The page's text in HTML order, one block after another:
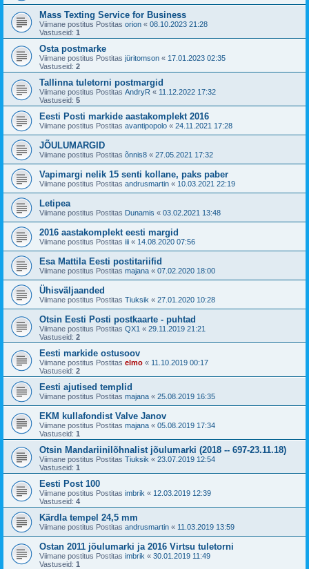
Mass Texting Service for Business
Viimane postitus Postitas orion « 08.10.2023 21:28
Vastuseid: 1
Osta postmarke
Viimane postitus Postitas jüritomson « 17.01.2023 02:35
Vastuseid: 2
Tallinna tuletorni postmargid
Viimane postitus Postitas AndryR « 11.12.2022 17:32
Vastuseid: 5
Eesti Posti markide aastakomplekt 2016
Viimane postitus Postitas avantipopolo « 24.11.2021 17:28
JÕULUMARGID
Viimane postitus Postitas õnnis8 « 27.05.2021 17:32
Vapimargi nelik 15 senti kollane, paks paber
Viimane postitus Postitas andrusmartin « 10.03.2021 22:19
Letipea
Viimane postitus Postitas Dunamis « 03.02.2021 13:48
2016 aastakomplekt eesti margid
Viimane postitus Postitas iii « 14.08.2020 07:56
Esa Mattila Eesti postitariifid
Viimane postitus Postitas majana « 07.02.2020 18:00
Ühisväljaanded
Viimane postitus Postitas Tiuksik « 27.01.2020 10:28
Otsin Eesti Posti postkaarte - puhtad
Viimane postitus Postitas QX1 « 29.11.2019 21:21
Vastuseid: 2
Eesti markide ostusoov
Viimane postitus Postitas elmo « 11.10.2019 00:17
Vastuseid: 2
Eesti ajutised templid
Viimane postitus Postitas majana « 25.08.2019 16:35
EKM kullafondist Valve Janov
Viimane postitus Postitas majana « 05.08.2019 17:34
Vastuseid: 1
Otsin Mandariinilõhnalist jõulumarki (2018 -- 697-23.11.18)
Viimane postitus Postitas Tiuksik « 23.07.2019 12:54
Vastuseid: 1
Eesti Post 100
Viimane postitus Postitas imbrik « 12.03.2019 12:39
Vastuseid: 4
Kärdla tempel 24,5 mm
Viimane postitus Postitas andrusmartin « 11.03.2019 13:59
Ostan 2011 jõulumarki ja 2016 Virtsu tuletorni
Viimane postitus Postitas imbrik « 30.01.2019 11:49
Vastuseid: 1